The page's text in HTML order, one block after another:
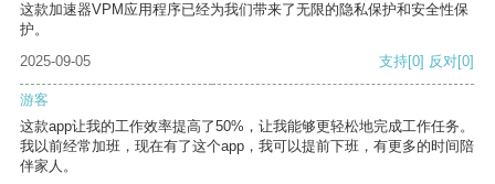
这款加速器VPM应用程序已经为我们带来了无限的隐私保护和安全性保
护。
2025-09-05
支持[0] 反对[0]
游客
这款app让我的工作效率提高了50%，让我能够更轻松地完成工作任务。
我以前经常加班，现在有了这个app，我可以提前下班，有更多的时间陪
伴家人。